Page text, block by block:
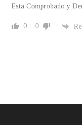
Esta Comprobado y
0 0